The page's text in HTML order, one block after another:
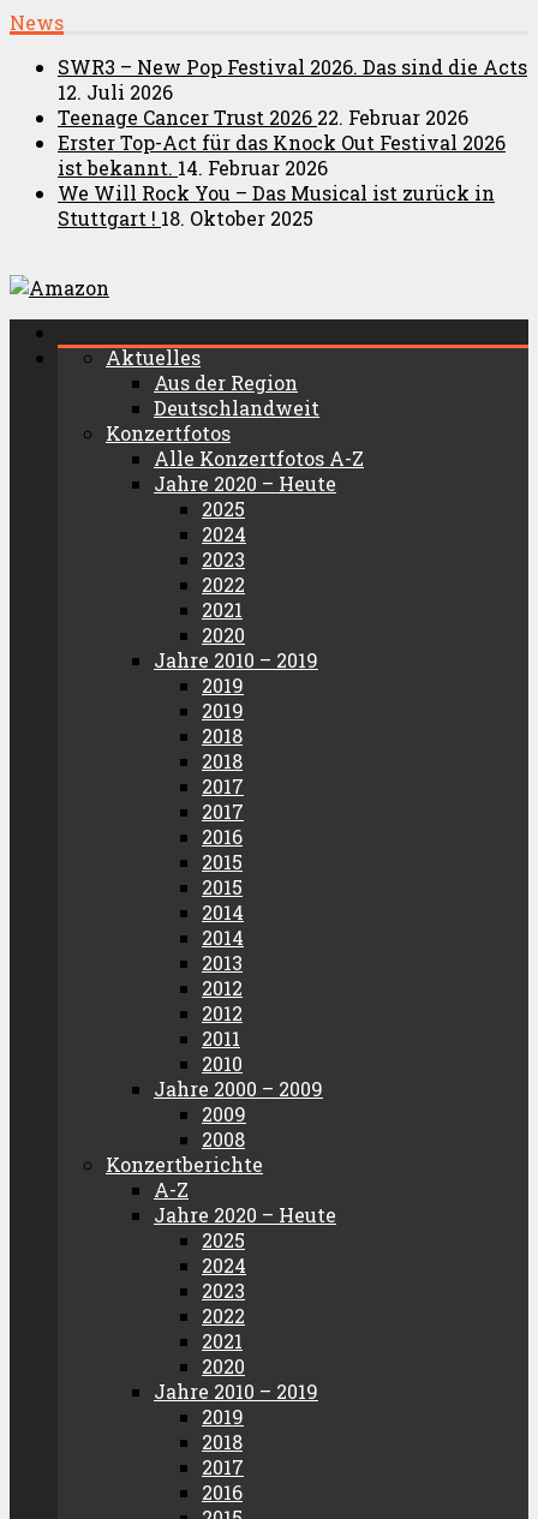
News
SWR3 – New Pop Festival 2026. Das sind die Acts
12. Juli 2026
Teenage Cancer Trust 2026 22. Februar 2026
Erster Top-Act für das Knock Out Festival 2026
ist bekannt. 14. Februar 2026
We Will Rock You – Das Musical ist zurück in
Stuttgart ! 18. Oktober 2025
Aktuelles
Aus der Region
Deutschlandweit
Konzertfotos
Alle Konzertfotos A-Z
Jahre 2020 – Heute
2025
2024
2023
2022
2021
2020
Jahre 2010 – 2019
2019
2019
2018
2018
2017
2017
2016
2015
2015
2014
2014
2013
2012
2012
2011
2010
Jahre 2000 – 2009
2009
2008
Konzertberichte
A-Z
Jahre 2020 – Heute
2025
2024
2023
2022
2021
2020
Jahre 2010 – 2019
2019
2018
2017
2016